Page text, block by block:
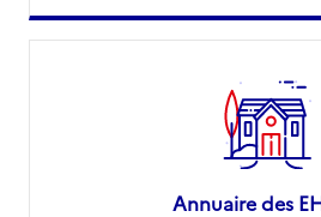
Annuaire des